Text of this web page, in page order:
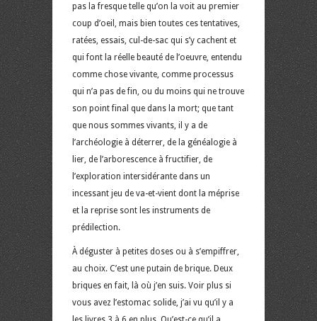
pas la fresque telle qu’on la voit au premier
coup d’oeil, mais bien toutes ces tentatives,
ratées, essais, cul-de-sac qui s’y cachent et
qui font la réelle beauté de l’oeuvre, entendu
comme chose vivante, comme processus
qui n’a pas de fin, ou du moins qui ne trouve
son point final que dans la mort; que tant
que nous sommes vivants, il y a de
l’archéologie à déterrer, de la généalogie à
lier, de l’arborescence à fructifier, de
l’exploration intersidérante dans un
incessant jeu de va-et-vient dont la méprise
et la reprise sont les instruments de
prédilection.
À déguster à petites doses ou à s’empiffrer,
au choix. C’est une putain de brique. Deux
briques en fait, là où j’en suis. Voir plus si
vous avez l’estomac solide, j’ai vu qu’il y a